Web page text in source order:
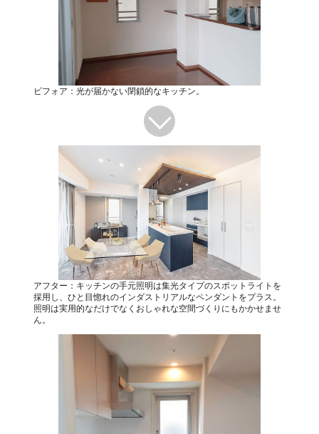
ビフォア：光が届かない閉鎖的なキッチン。
アフター：キッチンの手元照明は集光タイプのスポットライトを
採用し、ひと目惚れのインダストリアルなペンダントをプラス。
照明は実用的なだけでなくおしゃれな空間づくりにもかかせませ
ん。